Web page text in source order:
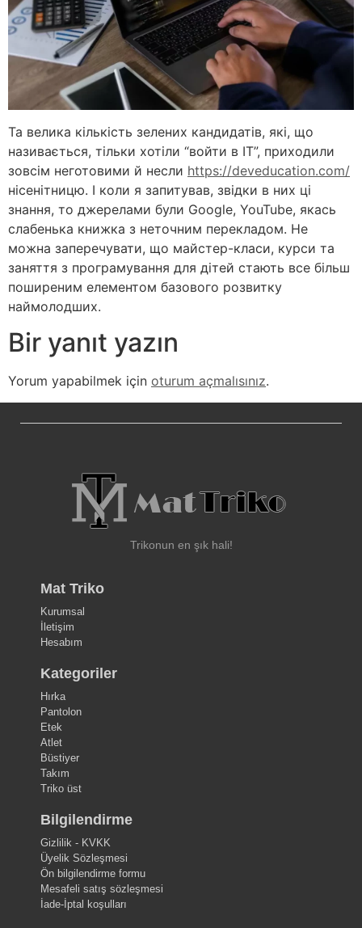
Та велика кількість зелених кандидатів, які, що
називається, тільки хотіли “войти в ІТ”, приходили
зовсім неготовими й несли https://deveducation.com/
нісенітницю. І коли я запитував, звідки в них ці
знання, то джерелами були Google, YouTube, якась
слабенька книжка з неточним перекладом. Не
можна заперечувати, що майстер-класи, курси та
заняття з програмування для дітей стають все більш
поширеним елементом базового розвитку
наймолодших.
Bir yanıt yazın
Yorum yapabilmek için oturum açmalısınız.
Trikonun en şık hali!
Mat Triko
Kurumsal
İletişim
Hesabım
Kategoriler
Hırka
Pantolon
Etek
Atlet
Büstiyer
Takım
Triko üst
Bilgilendirme
Gizlilik - KVKK
Üyelik Sözleşmesi
Ön bilgilendirme formu
Mesafeli satış sözleşmesi
İade-İptal koşulları